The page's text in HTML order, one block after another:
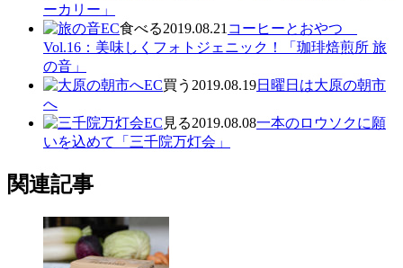
ーカリー」
食べる2019.08.21 コーヒーとおやつ
Vol.16：美味しくフォトジェニック！「珈琲焙煎所 旅
の音」
買う 2019.08.19日曜日は大原の朝市
へ
見る2019.08.08一本のロウソクに願
いを込めて「三千院万灯会」
関連記事